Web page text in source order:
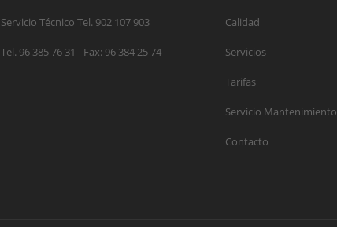
Servicio Técnico Tel. 902 107 903
Tel. 96 385 76 31 - Fax: 96 384 25 74
Calidad
Servicios
Tarifas
Servicio Mantenimiento
Contacto